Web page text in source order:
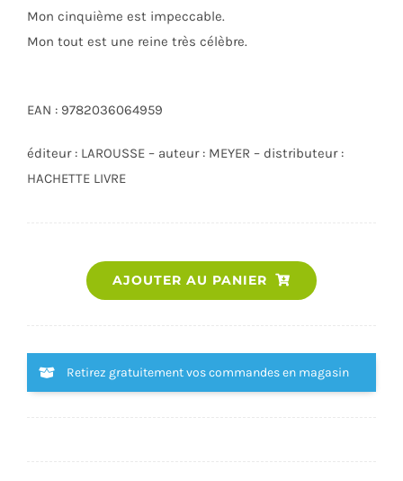
Mon cinquième est impeccable.
Mon tout est une reine très célèbre.
EAN : 9782036064959
éditeur : LAROUSSE – auteur : MEYER – distributeur :
HACHETTE LIVRE
de
QUI
SUIS-
AJOUTER AU PANIER
Retirez gratuitement vos commandes en magasin